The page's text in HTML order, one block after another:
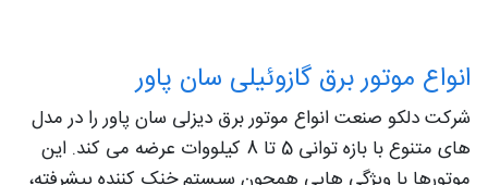
انواع موتور برق گازوئیلی سان پاور
شرکت دلکو صنعت انواع موتور برق دیزلی سان پاور را در مدل
های متنوع با بازه توانی 5 تا 8 کیلووات عرضه می کند. این